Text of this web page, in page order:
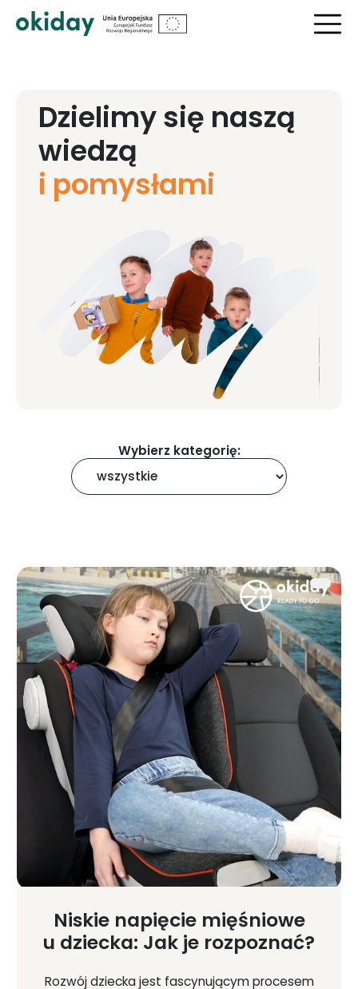
Dzielimy się naszą
wiedzą
i pomysłami
Wybierz kategorię:
Niskie napięcie mięśniowe
u dziecka: Jak je rozpoznać?
Rozwój dziecka jest fascynującym procesem